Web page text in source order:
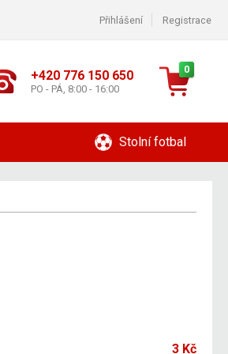
Přihlášení Registrace
+420 776 150 650
PO - PÁ, 8:00 - 16:00
0
Stolní fotbal
3 Kč